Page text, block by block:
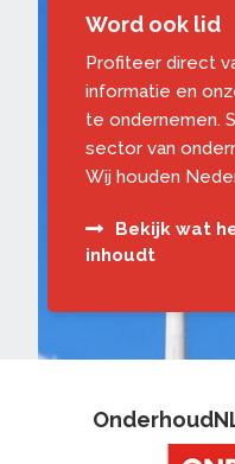
Word ook lid
Profiteer direct
informatie en
te ondernemen.
sector van
Wij houden
Bekijk wat
inhoudt